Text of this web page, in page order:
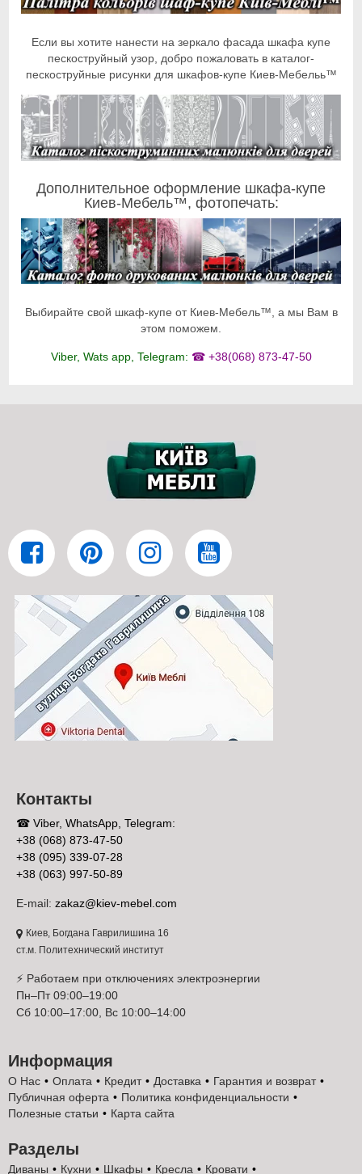
Если вы хотите нанести на зеркало фасада шкафа купе
пескоструйный узор, добро пожаловать в каталог-
пескоструйные рисунки для шкафов-купе Киев-Мебельь™
Дополнительное оформление шкафа-купе
Киев-Мебель™, фотопечать:
Выбирайте свой шкаф-купе от Киев-Мебель™, а мы Вам в
этом поможем.
Viber, Wats app, Telegram: ☎ +38(068) 873-47-50
Контакты
☎ Viber, WhatsApp, Telegram:
+38 (068) 873-47-50
+38 (095) 339-07-28
+38 (063) 997-50-89
E-mail: zakaz@kiev-mebel.com
Киев, Богдана Гаврилишина 16
ст.м. Политехнический институт
⚡ Работаем при отключениях электроэнергии
Пн–Пт 09:00–19:00
Сб 10:00–17:00, Вс 10:00–14:00
Информация
О Нас Оплата Кредит Доставка
Гарантия и возврат
Публичная оферта
Политика конфиденциальности
Полезные статьи
Карта сайта
Разделы
Диваны Кухни Шкафы Кресла Кровати